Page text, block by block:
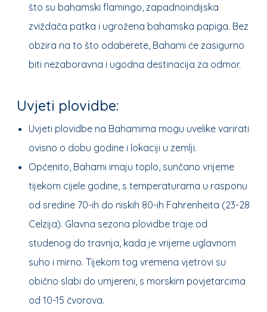
što su bahamski flamingo, zapadnoindijska
zviždača patka i ugrožena bahamska papiga. Bez
obzira na to što odaberete, Bahami će zasigurno
biti nezaboravna i ugodna destinacija za odmor.
Uvjeti plovidbe:
Uvjeti plovidbe na Bahamima mogu uvelike varirati
ovisno o dobu godine i lokaciji u zemlji.
Općenito, Bahami imaju toplo, sunčano vrijeme
tijekom cijele godine, s temperaturama u rasponu
od sredine 70-ih do niskih 80-ih Fahrenheita (23-28
Celzija). Glavna sezona plovidbe traje od
studenog do travnja, kada je vrijeme uglavnom
suho i mirno. Tijekom tog vremena vjetrovi su
obično slabi do umjereni, s morskim povjetarcima
od 10-15 čvorova.